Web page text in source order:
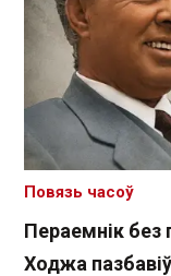
Пераемнік без
Ходжа
Повязь часоў